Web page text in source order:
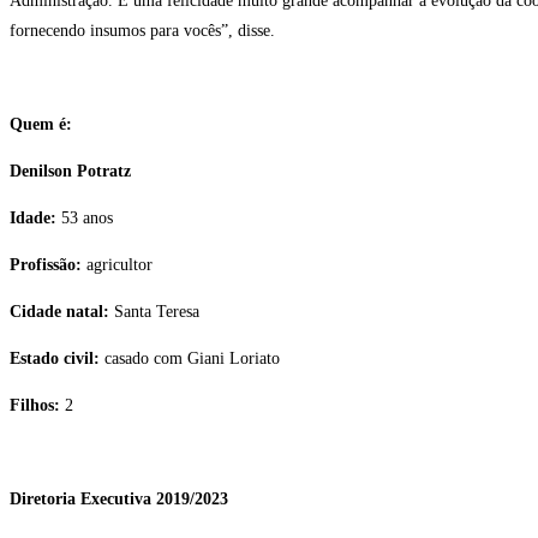
fornecendo insumos para vocês”, disse.
Quem é:
Denilson Potratz
Idade: 53 anos
Profissão: agricultor
Cidade natal: Santa Teresa
Estado civil: casado com Giani Loriato
Filhos: 2
Diretoria Executiva 2019/2023